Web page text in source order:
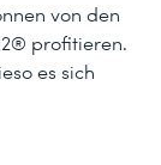
von den
profitieren.
es sich